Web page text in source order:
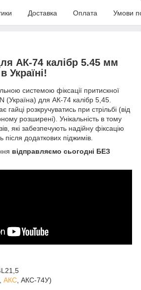
Доставка Оплата Умови
АК-74 калібр 5.45 мм
Україні!
системою фіксації притискної
(Україна) для АК-74 калібр 5,45.
гайці розкручуватись при стрільбі (від
розширені). Унікальність в тому
які забезпечують надійну фіксацію
після додаткових піджимів.
відправляємо сьогодні БЕЗ
АКС, АКС-74У)